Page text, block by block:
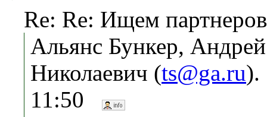
Re: Re: Ищем
Альянс Бункер, Андрей
Николаевич (ts@ga.ru).
11:50